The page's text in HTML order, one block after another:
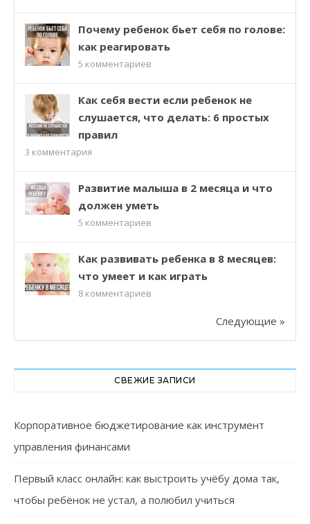
Почему ребенок бьет себя по голове:
как реагировать
5 комментариев
Как себя вести если ребенок не
слушается, что делать: 6 простых
правил
3 комментария
Развитие малыша в 2 месяца и что
должен уметь
5 комментариев
Как развивать ребенка в 8 месяцев:
что умеет и как играть
8 комментариев
Следующие »
СВЕЖИЕ ЗАПИСИ
Корпоративное бюджетирование как инструмент
управления финансами
Первый класс онлайн: как выстроить учёбу дома так,
чтобы ребёнок не устал, а полюбил учиться